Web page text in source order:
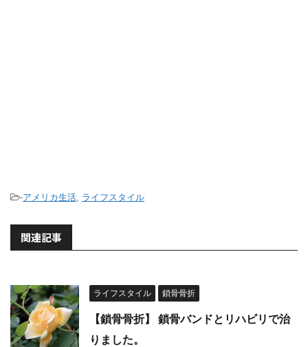
-アメリカ生活, ライフスタイル
関連記事
ライフスタイル 鎖骨骨折
【鎖骨骨折】 鎖骨バンドとリハビリで治
りました。